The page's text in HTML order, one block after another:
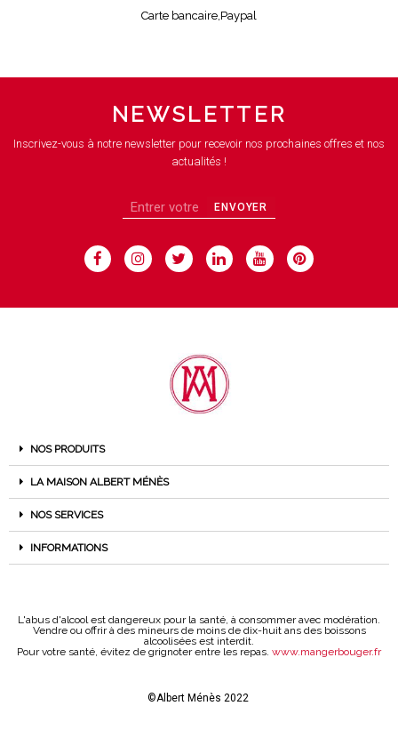
Carte bancaire,Paypal
NEWSLETTER
Inscrivez-vous à notre newsletter pour recevoir nos prochaines offres et nos
actualités !
ENVOYER
NOS PRODUITS
LA MAISON ALBERT MÉNÈS
NOS SERVICES
INFORMATIONS
L'abus d'alcool est dangereux pour la santé, à consommer avec modération.
Vendre ou offrir à des mineurs de moins de dix-huit ans des boissons
alcoolisées est interdit.
Pour votre santé, évitez de grignoter entre les repas. www.mangerbouger.fr
©Albert Ménès 2022